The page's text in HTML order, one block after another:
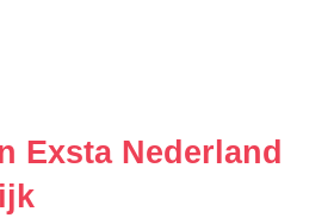
Exsta Nederland